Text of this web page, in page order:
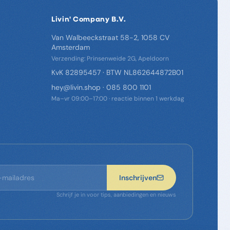
Livin' Company B.V.
Van Walbeeckstraat 58-2, 1058 CV
Amsterdam
Verzending: Prinsenweide 2G, Apeldoorn
KvK 82895457 · BTW NL862644872B01
hey@livin.shop · 085 800 1101
Ma–vr 09:00–17:00 · reactie binnen 1 werkdag
Inschrijven
Schrijf je in voor tips, aanbiedingen en nieuws